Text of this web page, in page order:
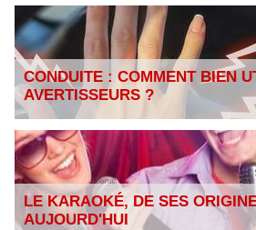
CONDUITE : COMMENT BIEN
AVERTISSEURS ?
LE KARAOKÉ, DE SES
AUJOURD'HUI